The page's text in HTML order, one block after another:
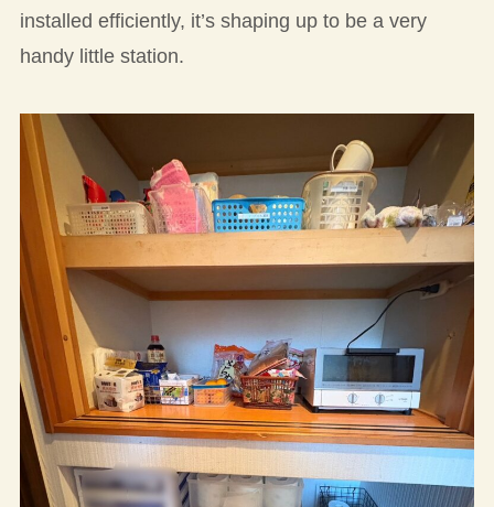
installed efficiently, it’s shaping up to be a very
handy little station.